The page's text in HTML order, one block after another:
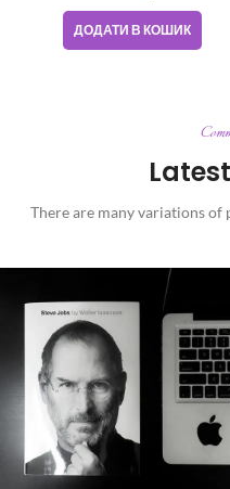
ДОДАТИ В КОШИК
There are many variations of